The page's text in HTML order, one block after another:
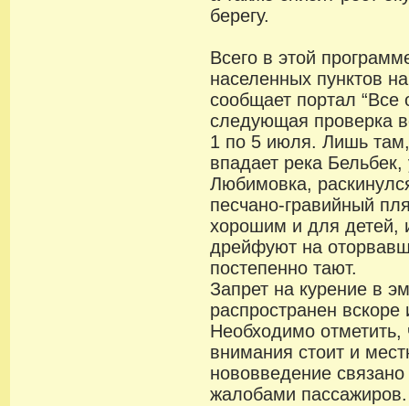
берегу.
Всего в этой
населенных пунктов
сообщает портал “Все
следующая проверка
1 по 5 июля. Лишь
впадает река
Любимовка,
песчано-гравийный
хорошим и для детей,
дрейфуют на
постепенно тают.
Запрет на курение в
распространен
Необходимо отметить,
внимания стоит и
нововведение
жалобами пассажиров.